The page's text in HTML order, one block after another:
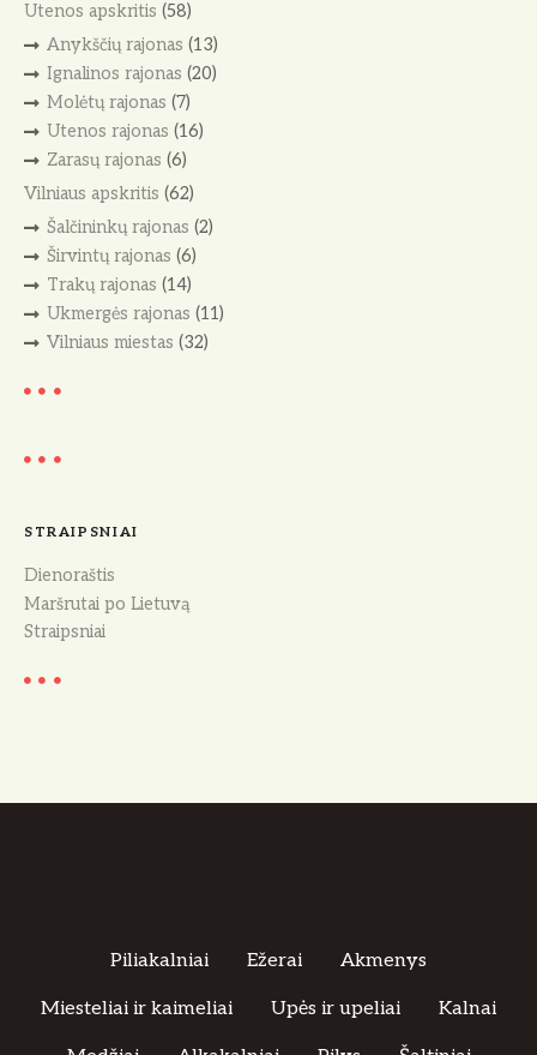
Utenos apskritis (58)
Anykščių rajonas (13)
Ignalinos rajonas (20)
Molėtų rajonas (7)
Utenos rajonas (16)
Zarasų rajonas (6)
Vilniaus apskritis (62)
Šalčininkų rajonas (2)
Širvintų rajonas (6)
Trakų rajonas (14)
Ukmergės rajonas (11)
Vilniaus miestas (32)
STRAIPSNIAI
Dienoraštis
Maršrutai po Lietuvą
Straipsniai
Piliakalniai Ežerai Akmenys
Miesteliai ir kaimeliai Upės ir upeliai Kalnai